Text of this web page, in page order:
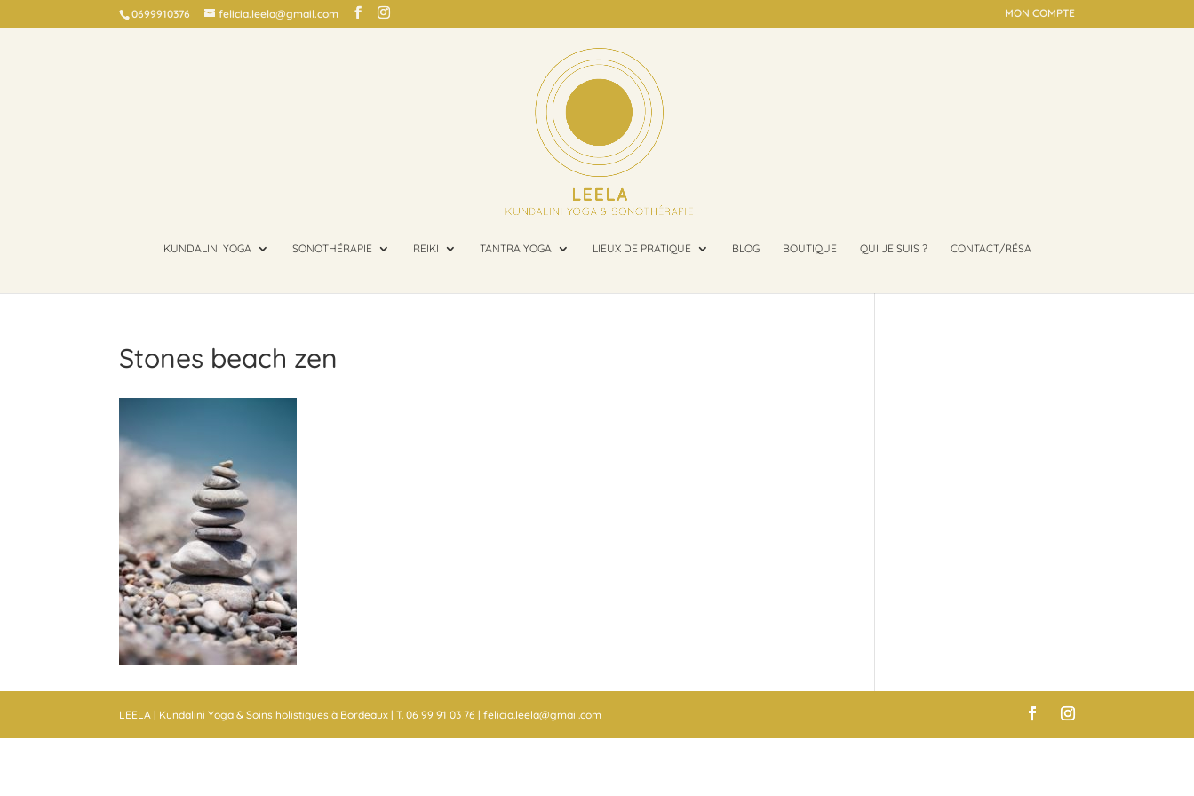
0699910376 felicia.leela@gmail.com MON COMPTE
KUNDALINI YOGA SONOTHÉRAPIE REIKI TANTRA YOGA LIEUX DE PRATIQUE BLOG BOUTIQUE QUI JE SUIS ? CONTACT/RÉSA
Stones beach zen
LEELA | Kundalini Yoga & Soins holistiques à Bordeaux | T. 06 99 91 03 76 | felicia.leela@gmail.com